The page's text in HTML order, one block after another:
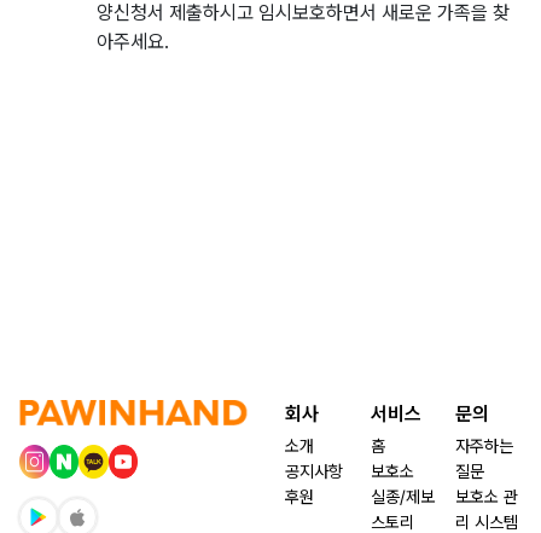
양신청서 제출하시고 임시보호하면서 새로운 가족을 찾
아주세요.
회사
소개
공지사항
후원
서비스
홈
보호소
실종/제보
스토리
문의
자주하는
질문
보호소 관
리 시스템